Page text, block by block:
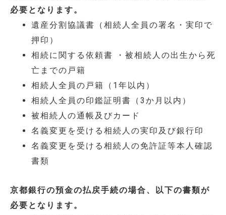
必要となります。
遺産分割協議書（相続人全員の署名・実印で
押印）
相続に関する依頼書 ・被相続人の出生から死
亡までの戸籍
相続人全員の戸籍（1年以内）
相続人全員の印鑑証明書（3か月以内）
被相続人の通帳及びカード
名義変更を受ける相続人の実印及び銀行印
名義変更を受ける相続人の免許証等本人確認
書類
京都銀行の預金の払戻手続の場合、以下の書類が
必要となります。